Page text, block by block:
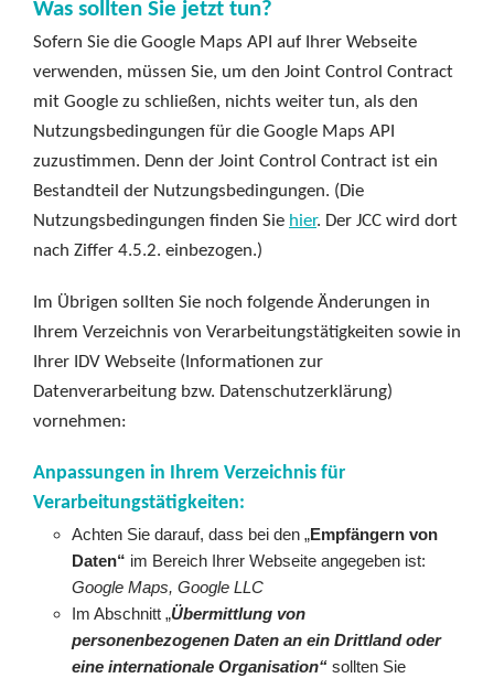
Was sollten Sie jetzt tun?
Sofern Sie die Google Maps API auf Ihrer Webseite
verwenden, müssen Sie, um den Joint Control Contract
mit Google zu schließen, nichts weiter tun, als den
Nutzungsbedingungen für die Google Maps API
zuzustimmen. Denn der Joint Control Contract ist ein
Bestandteil der Nutzungsbedingungen. (Die
Nutzungsbedingungen finden Sie hier. Der JCC wird dort
nach Ziffer 4.5.2. einbezogen.)
Im Übrigen sollten Sie noch folgende Änderungen in
Ihrem Verzeichnis von Verarbeitungstätigkeiten sowie in
Ihrer IDV Webseite (Informationen zur
Datenverarbeitung bzw. Datenschutzerklärung)
vornehmen:
Anpassungen in Ihrem Verzeichnis für
Verarbeitungstätigkeiten:
Achten Sie darauf, dass bei den „Empfängern von
Daten“ im Bereich Ihrer Webseite angegeben ist:
Google Maps, Google LLC
Im Abschnitt „Übermittlung von
personenbezogenen Daten an ein Drittland oder
eine internationale Organisation“ sollten Sie